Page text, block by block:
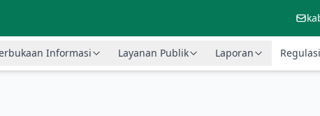
Informasi Layanan Publik Laporan Regulasi